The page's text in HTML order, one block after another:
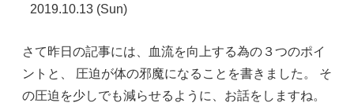
2019.10.13 (Sun)
さて昨日の記事には、血流を向上する為の３つのポイ
ントと、 圧迫が体の邪魔になることを書きました。 そ
の圧迫を少しでも減らせるように、お話をしますね。